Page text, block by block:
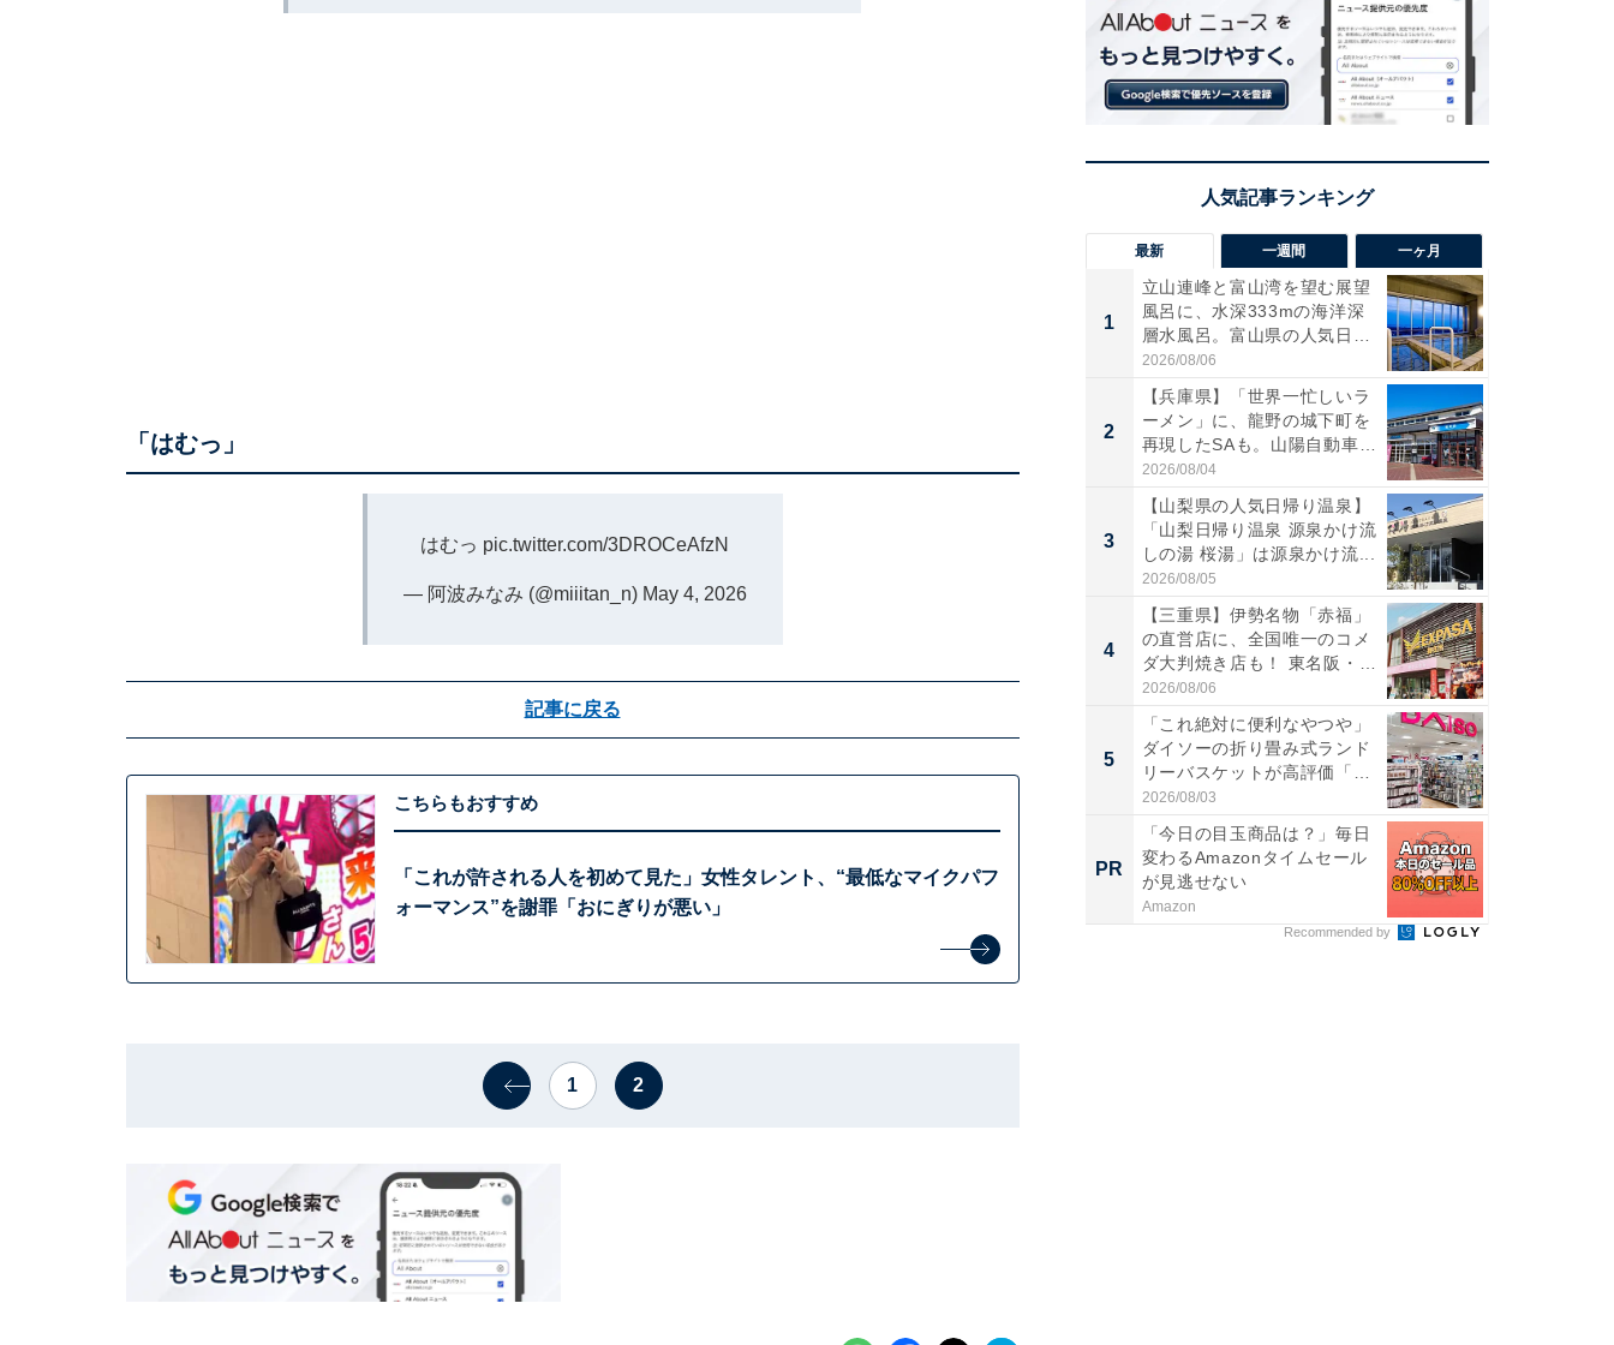
「はむっ」
はむっ pic.twitter.com/3DROCeAfzN
— 阿波みなみ (@miiitan_n) May 4, 2026
記事に戻る
こちらもおすすめ
「これが許される人を初めて見た」女性タレント、“最低なマイクパフ
ォーマンス”を謝罪「おにぎりが悪い」
1 2
最新 一週間 一ヶ月
1
立山連峰と富山湾を望む展望
風呂に、水深333mの海洋深
層水風呂。富山県の人気日
帰...
2026/08/06
2
【兵庫県】「世界一忙しいラ
ーメン」に、龍野の城下町を
再現したSAも。山陽自動車
道...
2026/08/04
3
【山梨県の人気日帰り温泉】
「山梨日帰り温泉 源泉かけ流
しの湯 桜湯」は源泉かけ流...
2026/08/05
4
【三重県】伊勢名物「赤福」
の直営店に、全国唯一のコメ
ダ大判焼き店も！ 東名阪・
伊...
2026/08/06
5
「これ絶対に便利なやつや」
ダイソーの折り畳み式ランド
リーバスケットが高評価「使
わ...
2026/08/03
PR
「今日の目玉商品は？」毎日
変わるAmazonタイムセール
が見逃せない
Amazon
Recommended by